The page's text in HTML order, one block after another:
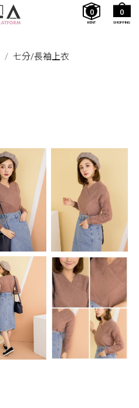
SHOPPING
0
RENT
0
七分/長袖上衣